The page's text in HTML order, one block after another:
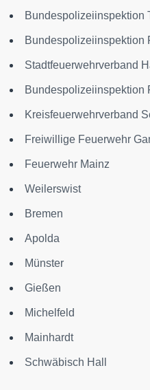
Bundespolizeiinspektion
Bundespolizeiinspektion
Stadtfeuerwehrverband
Bundespolizeiinspektion
Kreisfeuerwehrverband
Freiwillige Feuerwehr
Feuerwehr Mainz
Weilerswist
Bremen
Apolda
Münster
Gießen
Michelfeld
Mainhardt
Schwäbisch Hall